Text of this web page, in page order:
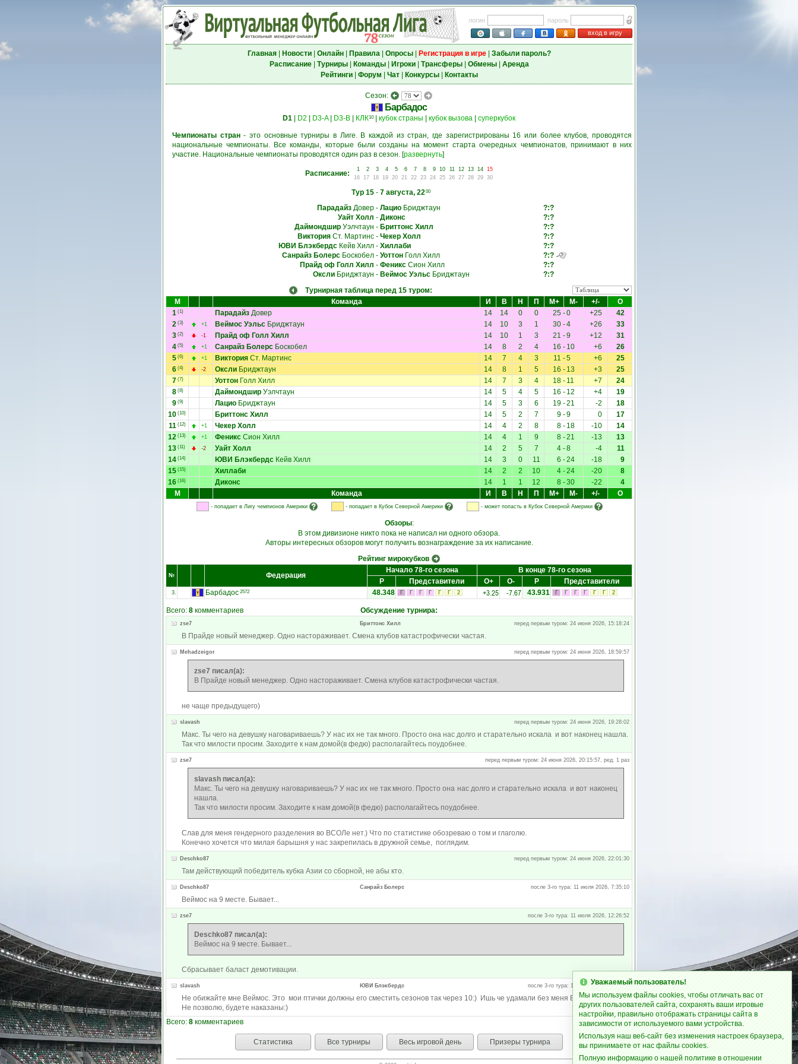
логин
пароль
вход в игру
Главная| Новости| Онлайн| Правила| Опросы| Регистрация в игре| Забыли пароль?
Расписание| Турниры| Команды| Игроки| Трансферы| Обмены| Аренда
Рейтинги| Форум Чат| Конкурсы| Контакты
Сезон:
Барбадос
D1 D2 D3-A| D3-B КЛК10| кубок страны кубок вызова суперкубок
Чемпионаты стран- это основные турниры в Лиге. В каждой из стран, где зарегистрированы 16 или более клубов, проводятся
национальные чемпионаты. Все команды, которые были созданы на момент старта очередных чемпионатов, принимают в них
участие. Национальные чемпионаты проводятся один раз в сезон. [развернуть]
Расписание: 1 2 3 4 5 6 7 8 9 10 11 12 13 14
15
16
17 18 19 20 21 22 23 24 25 26 27 28 29 30
Тур 15- 7 августа, 2200
ПарадайзДовер- ЛациоБриджтаун
?:?
Уайт Холл - Диконс
?:?
ДаймондширУэлчтаун - Бриттонс Хилл
?:?
ВикторияСт. Мартинс- Чекер Холл
?:?
ЮВИ БлэкбердсКейв Хилл- Хиллаби
?:?
Санрайз БолерсБоскобел- УоттонГолл Хилл
?:?
Прайд оф Голл Хилл - ФениксСион Хилл
?:?
ОкслиБриджтаун - Веймос УэльсБриджтаун
?:?
Турнирная таблица перед 15 туром:
М
Команда И В Н П М+ М- +/-
О
1 (1) Парадайз Довер 14 14 0 0 25 -0 +25
42
2 (3) +1 Веймос Уэльс Бриджтаун 14 10 3 1 30 -4 +26
33
3 (2) -1 Прайд оф Голл Хилл 14 10 1 3 21 -9 +12
31
4 (5) +1 Санрайз Болерс Боскобел 14 8 2 4 16 - 10 +6
26
5 (6) +1 Виктория Ст. Мартинс 14 7 4 3 11 -5 +6
25
6 (4) -2 Оксли Бриджтаун 14 8 1 5 16 - 13 +3
25
7 (7) Уоттон Голл Хилл 14 7 3 4 18 - 11 +7
24
8 (8) Даймондшир Уэлчтаун 14 5 4 5 16 - 12 +4
19
9 (9) Лацио Бриджтаун 14 5 3 6 19 -21 -2
18
10 (10) Бриттонс Хилл 14 5 2 7 9 -9 0
17
11 (12) +1 Чекер Холл 14 4 2 8 8 - 18 -10
14
12 (13) +1 Феникс Сион Хилл 14 4 1 9 8 -21 -13
13
13 (11) -2 Уайт Холл 14 2 5 7 4 -8 -4
11
14 (14) ЮВИ Блэкбердс Кейв Хилл 14 3 0 11 6 -24 -18
9
15 (15) Хиллаби 14 2 2 10 4 -24 -20
8
16 (16) Диконс 14 1 1 12 8 -30 -22
4
М
Команда И В Н П М+ М- +/- О
- попадает в Лигу чемпионов Америки - попадает в Кубок Северной Америки - может попасть в Кубок Северной Америки
Обзоры:
В этом дивизионе никто пока не написал ни одного обзора.
Авторы интересных обзоров могут получить вознаграждение за их написание.
Рейтинг мирокубков
№ Федерация
Начало 78-го сезона
В конце 78-го сезона
Р
Представители О+ О- Р Представители
3. Барбадос 2572 48.348 Г Г Г Г Г Г 2 +3.25 -7.67 43.931 Г Г Г Г Г Г 2
Всего: 8 комментариев Обсуждение турнира:
zse7 Бриттонс Хилл перед первым туром: 24 июня 2026, 15:18:24
В Прайде новый менеджер. Одно настораживает. Смена клубов катастрофически частая.
Mehadzeigor перед первым туром: 24 июня 2026, 18:59:57
zse7 писал(а):
В Прайде новый менеджер. Одно настораживает. Смена клубов катастрофически частая.
не чаще предыдущего)
slavash перед первым туром: 24 июня 2026, 19:28:02
Макс. Ты чего на девушку наговариваешь? У нас их не так много. Просто она нас долго и старательно искала и вот наконец нашла.
Так что милости просим. Заходите к нам домой(в федю) располагайтесь поудобнее.
zse7 перед первым туром: 24 июня 2026, 20:15:57, ред. 1 раз
slavash писал(а):
Макс. Ты чего на девушку наговариваешь? У нас их не так много. Просто она нас долго и старательно искала и вот наконец
нашла.
Так что милости просим. Заходите к нам домой(в федю) располагайтесь поудобнее.
Слав для меня гендерного разделения во ВСОЛе нет.) Что по статистике обозреваю о том и глаголю.
Конечно хочется что милая барышня у нас закрепилась в дружной семье, поглядим.
Deschko87 перед первым туром: 24 июня 2026, 22:01:30
Там действующий победитель кубка Азии со сборной, не абы кто.
Deschko87 Санрайз Болерс после 3-го тура: 11 июля 2026, 7:35:10
Веймос на 9 месте. Бывает...
zse7 после 3-го тура: 11 июля 2026, 12:26:52
Deschko87 писал(а):
Веймос на 9 месте. Бывает...
Сбрасывает баласт демотивации.
slavash ЮВИ Блэкбердс после 3-го тура: 11 июля 2026, 12:28:52
Не обижайте мне Веймос. Это мои птички должны его сместить сезонов так через 10:) Ишь че удамали без меня Веймос сместить.
Не позволю, будете наказаны:)
Всего: 8 комментариев
Статистика Все турниры Весь игровой день Призеры турнира
Уважаемый пользователь!
Мы используем файлы cookies, чтобы отличать вас от
других пользователей сайта, сохранять ваши игровые
настройки, правильно отображать страницы сайта в
зависимости от используемого вами устройства.
Используя наш веб-сайт без изменения настроек браузера,
вы принимаете от нас файлы cookies.
Полную информацию о нашей политике в отношении